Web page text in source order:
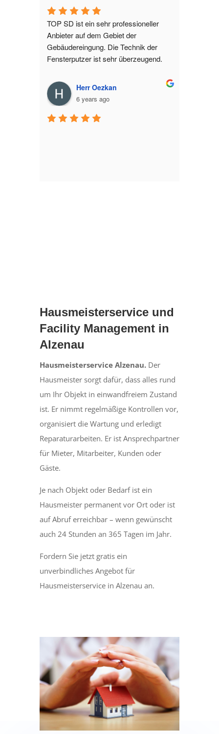
TOP SD ist ein sehr professioneller
Anbieter auf dem Gebiet der
Gebäudereingung. Die Technik der
Fensterputzer ist sehr überzeugend.
Herr Oezkan
6 years ago
Hausmeisterservice und
Facility Management in
Alzenau
Hausmeisterservice Alzenau.Der
Hausmeister sorgt dafür, dass alles rund
um Ihr Objekt in einwandfreiem Zustand
ist. Er nimmt regelmäßige Kontrollen vor,
organisiert die Wartung und erledigt
Reparaturarbeiten. Er ist Ansprechpartner
für Mieter, Mitarbeiter, Kunden oder
Gäste.
Je nach Objekt oder Bedarf ist ein
Hausmeister permanent vor Ort oder ist
auf Abruf erreichbar – wenn gewünscht
auch 24 Stunden an 365 Tagen im Jahr.
Fordern Sie jetzt gratis ein
unverbindliches Angebot für
Hausmeisterservice in Alzenau an.